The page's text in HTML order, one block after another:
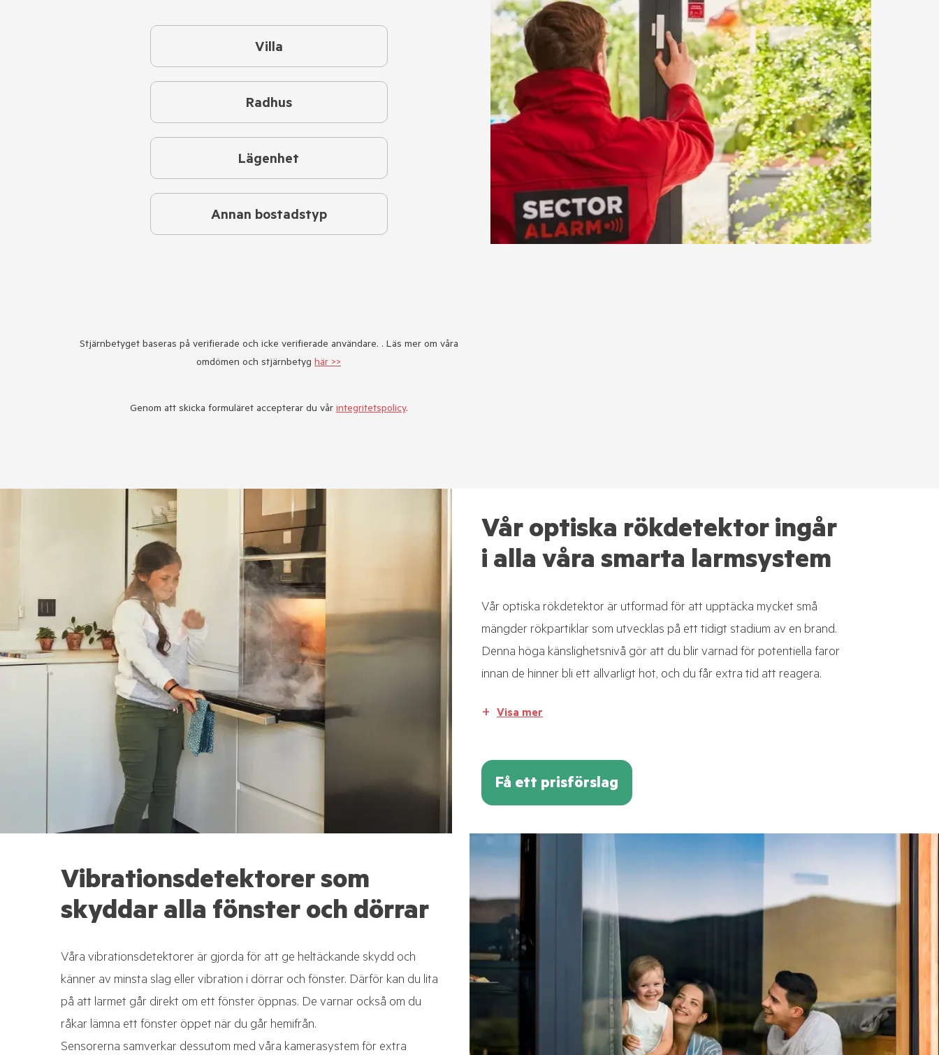
Villa
Radhus
Lägenhet
Annan bostadstyp
Stjärnbetyget baseras på verifierade och icke verifierade användare. . Läs mer om våra
omdömen och stjärnbetyghär >>
Genom att skicka formuläret accepterar du vårintegritetspolicy.
Vår optiska rökdetektor ingår
i alla våra smarta larmsystem
Vår optiska rökdetektor är utformad för att upptäcka mycket små
mängder rökpartiklar som utvecklas på ett tidigt stadium av en brand.
Denna höga känslighetsnivå gör att du blir varnad för potentiella faror
innan de hinner bli ett allvarligt hot, och du får extra tid att reagera.
Visa mer
Få ett prisförslag
Vibrationsdetektorer som
skyddar alla fönster och dörrar
Våra vibrationsdetektorer är gjorda för att ge heltäckande skydd och
känner av minsta slag eller vibration i dörrar och fönster. Därför kan du lita
på att larmet går direkt om ett fönster öppnas. De varnar också om du
råkar lämna ett fönster öppet när du går hemifrån.
Sensorerna samverkar dessutom med våra kamerasystem för extra